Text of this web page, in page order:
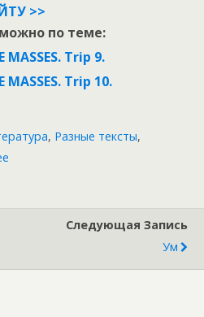
>>
по теме:
MASSES. Trip 9.
MASSES. Trip 10.
, Разные тексты,
Следующая Запись
Ум